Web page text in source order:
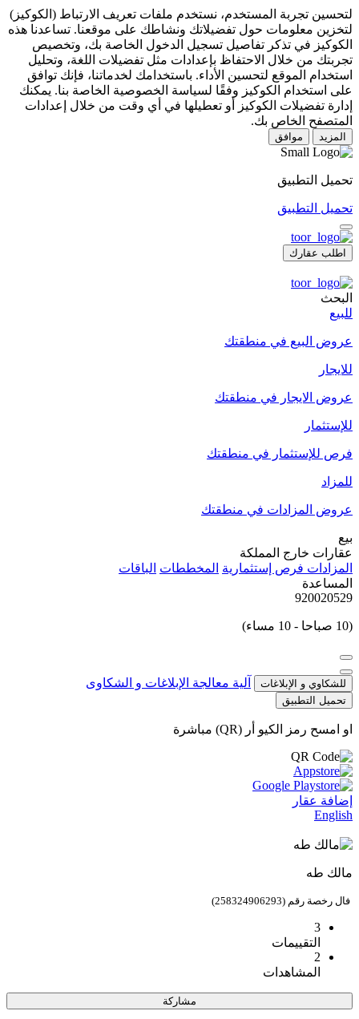
لتحسين تجربة المستخدم، نستخدم ملفات تعريف الارتباط (الكوكيز)
لتخزين معلومات حول تفضيلاتك ونشاطك على موقعنا. تساعدنا هذه
الكوكيز في تذكر تفاصيل تسجيل الدخول الخاصة بك، وتخصيص
تجربتك من خلال الاحتفاظ بإعدادات مثل تفضيلات اللغة، وتحليل
استخدام الموقع لتحسين الأداء. باستخدامك لخدماتنا، فإنك توافق
على استخدام الكوكيز وفقًا لسياسة الخصوصية الخاصة بنا. يمكنك
إدارة تفضيلات الكوكيز أو تعطيلها في أي وقت من خلال إعدادات
المتصفح الخاص بك.
المزيد موافق
تحميل التطبيق
تحميل التطبيق
اطلب عقارك
البحث
للبيع
عروض البيع في منطقتك
للايجار
عروض الايجار في منطقتك
للإستثمار
فرص للإستثمار في منطقتك
للمزاد
عروض المزادات في منطقتك
بيع
عقارات خارج المملكة
المزادات فرص إستثمارية المخططات الباقات
المساعدة
920020529
(10 صباحا - 10 مساء)
للشكاوي و الإبلاغات آلية معالجة الإبلاغات و الشكاوى
تحميل التطبيق
او امسح رمز الكيو أر (QR) مباشرة
إضافة عقار
English
مالك طه
فال رخصة رقم (258324906293)
3
التقييمات
2
المشاهدات
مشاركة